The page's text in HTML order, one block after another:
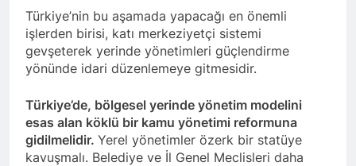
partilerden birinin de HAK-
PAR olduğunu resmen
açıkladı.
Yeni yıl Kürt yurtsever
hareketinin
toparlanmasına ve
özgürlüğe vesile olsun.
3 Yıl Ago
Maraş Katliamı’nı
unutmadık,
ROJA ALAYÊ NÎŞANA
HEBÛNÊ
3 Yıl Ago
Türkiye’nin bu aşamada yapacağı en önemli
işlerden birisi, katı merkeziyetçi sistemi
gevşeterek yerinde yönetimleri güçlendirme
yönünde idari düzenlemeye gitmesidir.
Türkiye’de, bölgesel yerinde yönetim modelini
esas alan köklü bir kamu yönetimi reformuna
gidilmelidir. Yerel yönetimler özerk bir statüye
kavuşmalı. Belediye ve İl Genel Meclisleri daha